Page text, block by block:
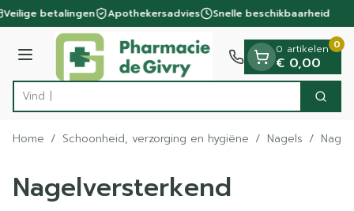
Ga naar de inhoud
1 van 1betalingen Apothekersadvies Snelle beschikbaarheid
Menu
Product, merk, categorie...
Vind snel wondv Zoek
0 artikelen
€ 0,00
0
Home / Schoonheid, verzorging en hygiëne / Nagels /
Nagelversterkend